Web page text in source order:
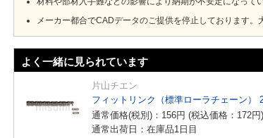
メーカー都合でCADデータのご提供を停止しております
よく一緒に見られています
片山チエン
フィットリンク（標準ローラチェーン）
通常価格(税別)： 156円 (税込価格： 172円)
通常出荷日：在庫品1日目